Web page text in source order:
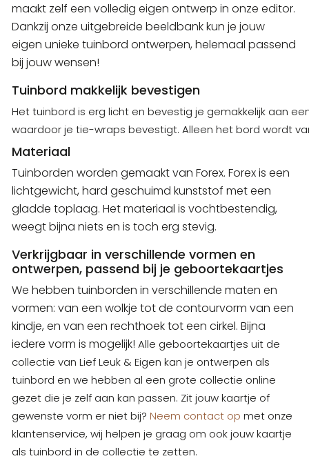
maakt zelf een volledig eigen ontwerp in onze editor.
Dankzij onze uitgebreide beeldbank kun je jouw
eigen unieke tuinbord ontwerpen, helemaal passend
bij jouw wensen!
Tuinbord makkelijk bevestigen
Het tuinbord is erg licht en bevestig je gemakkelijk aan
waardoor je tie-wraps bevestigt. Alleen het bord wordt
Materiaal
Tuinborden worden gemaakt van Forex. Forex is een
lichtgewicht, hard geschuimd kunststof met een
gladde toplaag. Het materiaal is vochtbestendig,
weegt bijna niets en is toch erg stevig.
Verkrijgbaar in verschillende vormen en
ontwerpen, passend bij je geboortekaartjes
We hebben tuinborden in verschillende maten en
vormen: van een wolkje tot de contourvorm van een
kindje, en van een rechthoek tot een cirkel. Bijna
iedere vorm is mogelijk! Alle geboortekaartjes uit de
collectie van Lief Leuk & Eigen kan je ontwerpen als
tuinbord en we hebben al een grote collectie online
gezet die je zelf aan kan passen. Zit jouw kaartje of
gewenste vorm er niet bij? Neem contact op met onze
klantenservice, wij helpen je graag om ook jouw kaartje
als tuinbord in de collectie te zetten.